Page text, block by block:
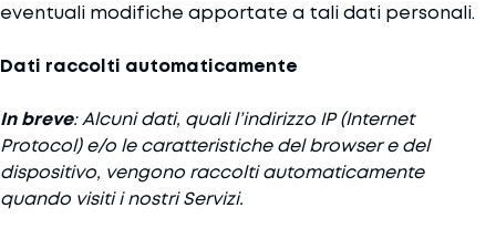
eventuali modifiche apportate a tali dati personali.
Dati raccolti automaticamente
In breve: Alcuni dati, quali l’indirizzo IP (Internet
Protocol) e/o le caratteristiche del browser e del
dispositivo, vengono raccolti automaticamente
quando visiti i nostri Servizi.